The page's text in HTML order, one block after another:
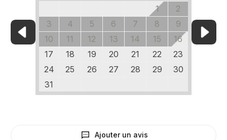
1
2
3
4 5 6 7 8
9
10
11 12 13 14 15
16
17
18 19 20 21 22
23
24
25 26 27 28 29
30
31
Ajouter un avis